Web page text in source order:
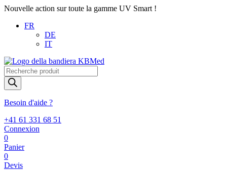
Nouvelle action sur toute la gamme UV Smart !
FR
DE
IT
Recherche
de
produits
Besoin d'aide ?
+41 61 331 68 51
Connexion
0
Panier
0
Devis